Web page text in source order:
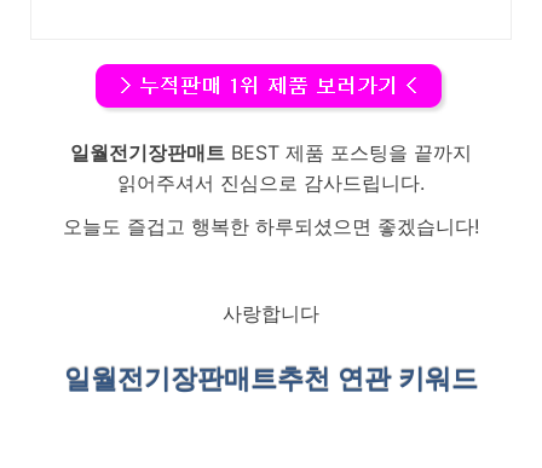
일월전기장판매트 BEST 제품 포스팅을 끝까지
읽어주셔서 진심으로 감사드립니다.
오늘도 즐겁고 행복한 하루되셨으면 좋겠습니다!
사랑합니다
일월전기장판매트추천 연관 키워드